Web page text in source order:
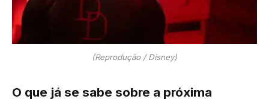
(Reprodução / Disney)
O que já se sabe sobre a próxima